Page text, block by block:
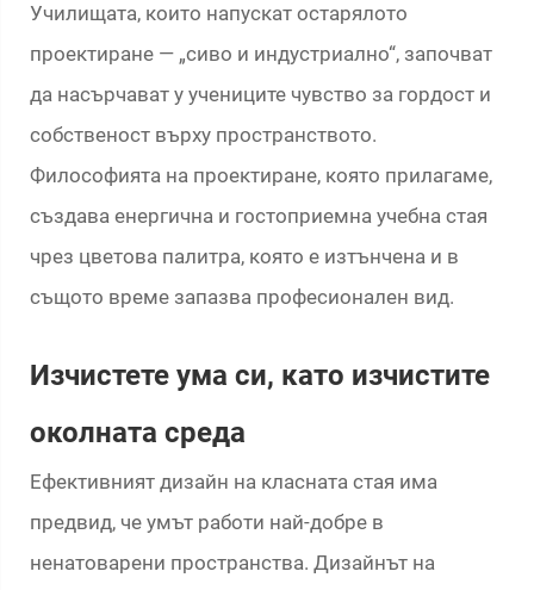
Училищата, които напускат остарялото
проектиране — „сиво и индустриално“, започват
да насърчават у учениците чувство за гордост и
собственост върху пространството.
Философията на проектиране, която прилагаме,
създава енергична и гостоприемна учебна стая
чрез цветова палитра, която е изтънчена и в
същото време запазва професионален вид.
Изчистете ума си, като изчистите
околната среда
Ефективният дизайн на класната стая има
предвид, че умът работи най-добре в
ненатоварени пространства. Дизайнът на